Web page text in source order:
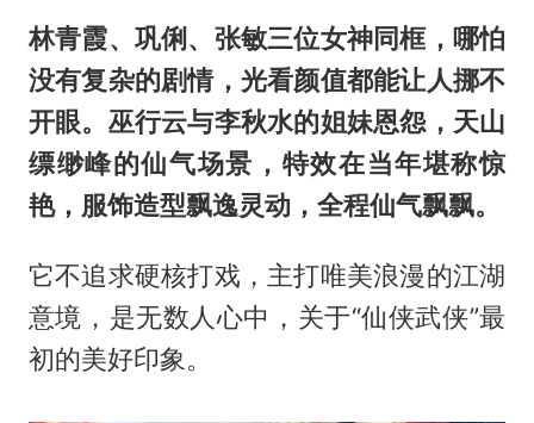
林青霞、巩俐、张敏三位女神同框，哪怕
没有复杂的剧情，光看颜值都能让人挪不
开眼。巫行云与李秋水的姐妹恩怨，天山
缥缈峰的仙气场景，特效在当年堪称惊
艳，服饰造型飘逸灵动，全程仙气飘飘。
它不追求硬核打戏，主打唯美浪漫的江湖
意境，是无数人心中，关于“仙侠武侠”最
初的美好印象。